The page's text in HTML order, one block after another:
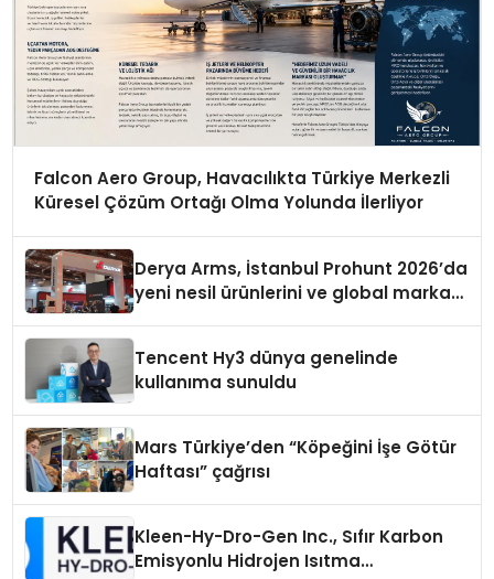
Falcon Aero Group, Havacılıkta Türkiye Merkezli
Küresel Çözüm Ortağı Olma Yolunda İlerliyor
Derya Arms, İstanbul Prohunt 2026’da
yeni nesil ürünlerini ve global marka
Tencent Hy3 dünya genelinde
kullanıma sunuldu
Mars Türkiye’den “Köpeğini İşe Götür
Haftası” çağrısı
Kleen-Hy-Dro-Gen Inc., Sıfır Karbon
Emisyonlu Hidrojen Isıtma